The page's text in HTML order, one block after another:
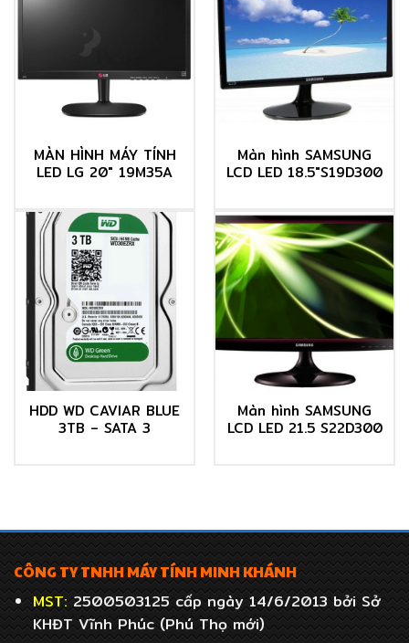
MÀN HÌNH MÁY TÍNH
LED LG 20″ 19M35A
Màn hình SAMSUNG
LCD LED 18.5″S19D300
HDD WD CAVIAR BLUE
3TB – SATA 3
Màn hình SAMSUNG
LCD LED 21.5 S22D300
CÔNG TY TNHH MÁY TÍNH MINH KHÁNH
MST:2500503125 cấp ngày 14/6/2013 bởi Sở
KHĐT Vĩnh Phúc (Phú Thọ mới)